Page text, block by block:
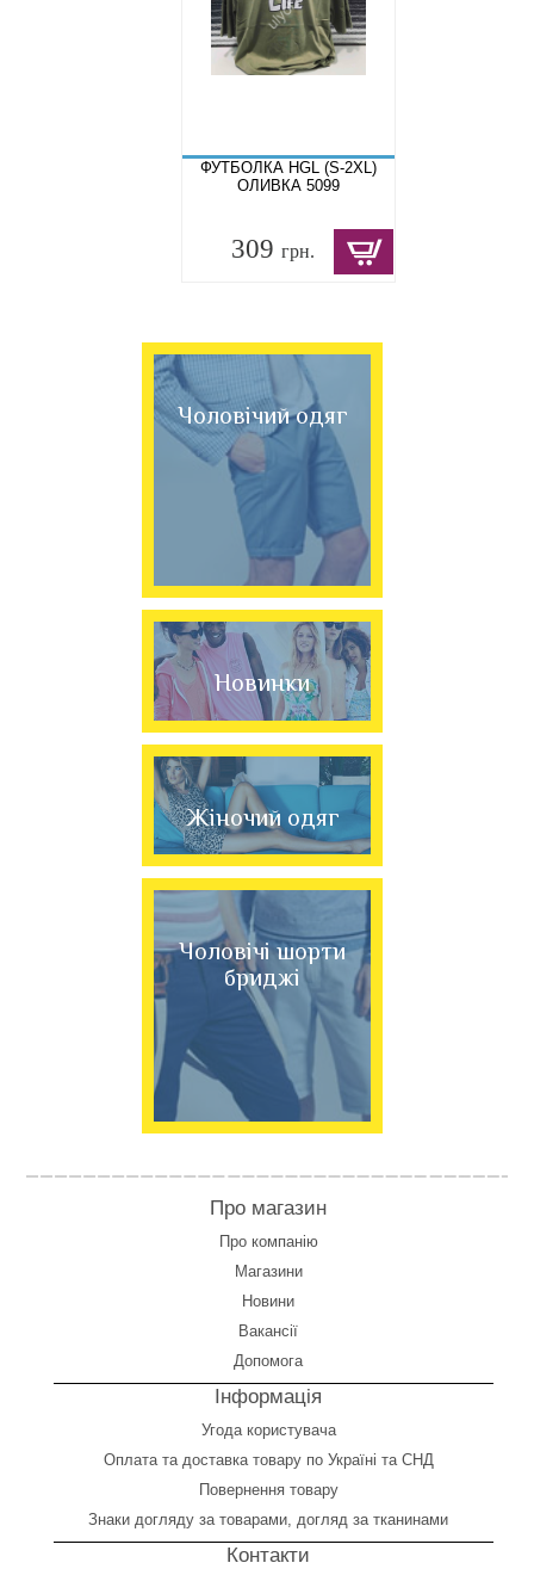
ФУТБОЛКА HGL (S-2XL)
ОЛИВКА 5099
309 грн.
Чоловічий одяг
Новинки
Жіночий одяг
Чоловічі шорти
бриджі
Про магазин
Про компанію
Магазини
Новини
Вакансії
Допомога
Інформація
Угода користувача
Оплата та доставка товару по Україні та СНД
Повернення товару
Знаки догляду за товарами, догляд за тканинами
Контакти